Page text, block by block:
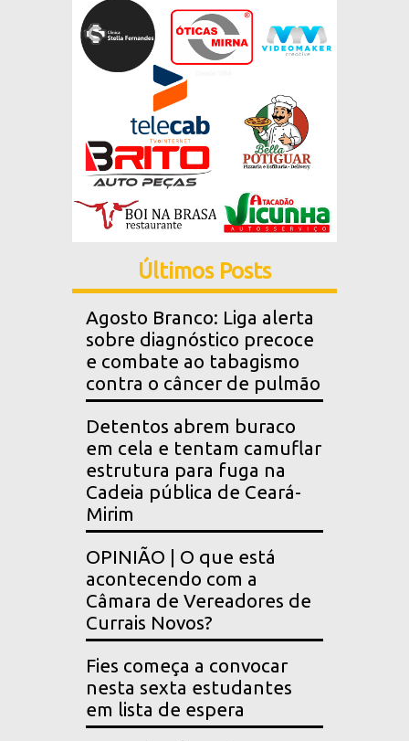
Últimos Posts
Agosto Branco: Liga alerta
sobre diagnóstico precoce
e combate ao tabagismo
contra o câncer de pulmão
Detentos abrem buraco
em cela e tentam camuflar
estrutura para fuga na
Cadeia pública de Ceará-
Mirim
OPINIÃO | O que está
acontecendo com a
Câmara de Vereadores de
Currais Novos?
Fies começa a convocar
nesta sexta estudantes
em lista de espera